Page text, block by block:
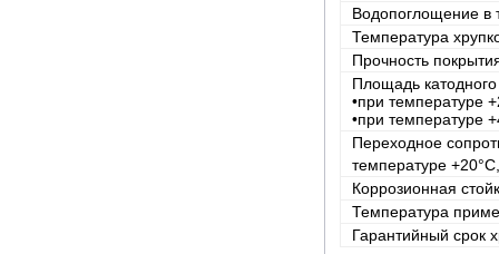
Водопоглощение в
Температура
Прочность
Площадь
•при температуре
•при температуре
Переходное
температуре
Коррозионная
Температура
Гарантийный срок